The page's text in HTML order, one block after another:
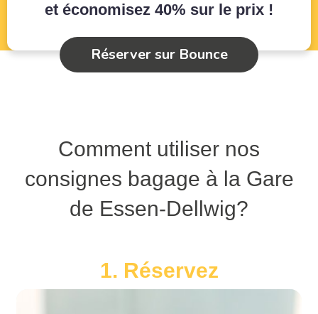
et économisez 40% sur le prix !
Réserver sur Bounce
Comment utiliser nos
consignes bagage à la Gare
de Essen-Dellwig?
1. Réservez